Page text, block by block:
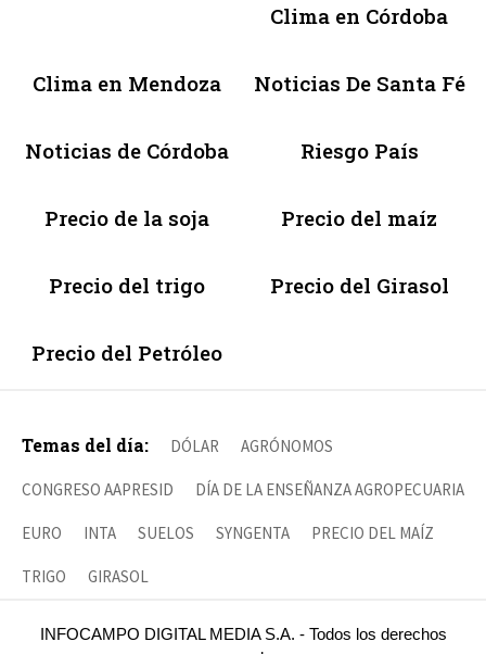
Clima en Córdoba
Clima en Mendoza Noticias De Santa Fé
Noticias de Córdoba Riesgo País
Precio de la soja Precio del maíz
Precio del trigo Precio del Girasol
Precio del Petróleo
Temas del día: DÓLAR AGRÓNOMOS
CONGRESO AAPRESID DÍA DE LA ENSEÑANZA AGROPECUARIA
EURO INTA SUELOS SYNGENTA PRECIO DEL MAÍZ
TRIGO GIRASOL
INFOCAMPO DIGITAL MEDIA S.A. - Todos los derechos